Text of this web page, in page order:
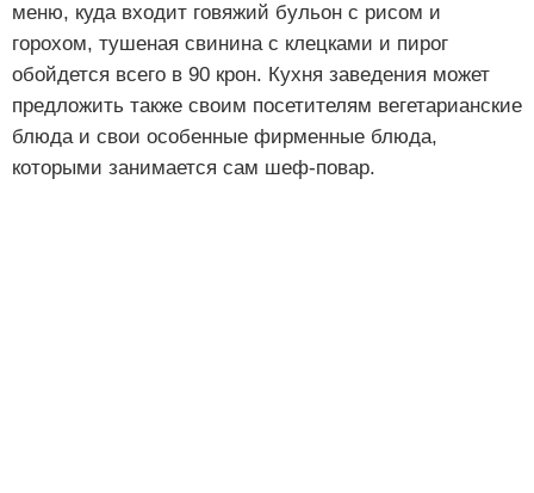
меню, куда входит говяжий бульон с рисом и
горохом, тушеная свинина с клецками и пирог
обойдется всего в 90 крон. Кухня заведения может
предложить также своим посетителям вегетарианские
блюда и свои особенные фирменные блюда,
которыми занимается сам шеф-повар.